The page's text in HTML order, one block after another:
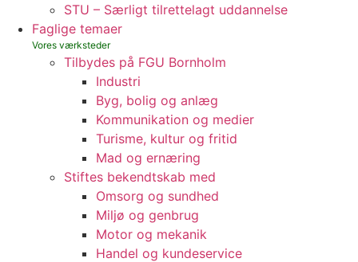
STU – Særligt tilrettelagt uddannelse
Faglige temaer
Tilbydes på FGU Bornholm
Industri
Byg, bolig og anlæg
Kommunikation og medier
Turisme, kultur og fritid
Mad og ernæring
Stiftes bekendtskab med
Omsorg og sundhed
Miljø og genbrug
Motor og mekanik
Handel og kundeservice